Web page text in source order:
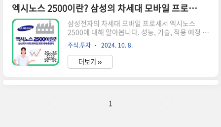
개발에 박차를 가하고 있습니다. 이 새로운 칩셋은
최신 2세대 3나노 파운드리 공정을 통해 제조될 예
정입니다.2세대 3나노 공정의 안정성삼성전자는
최근 열린 삼성 파운드리 포럼에서 "2세대 3나노
공정은 안정적인 성능과 수율을 기반으로 계획대로
순항 중"이라고 밝혔습니다. 이는 그동안 제기되었
던 수율 논란..
엑시노스 2500이란? 삼성의 차세대 모바일 프로세서 총정리
삼성전자의 차세대 모바일 프로세서 엑시노스
2500에 대해 알아봅니다. 성능, 기술, 적용 예정 모
델 등 핵심 정보를 정리했습니다.엑시노스 2500이
란? 엑시노스 2500은 삼성전자가 개발 중인 차세
대 모바일 애플리케이션 프로세서(AP)입니다. 이
프로세서는 스마트폰의 두뇌 역할을 하는 핵심 부
예정입니다. 이는 더 작고 효율적인 칩 생산을 가능
주식.투자 2024. 10. 8.
더보기 ››
1